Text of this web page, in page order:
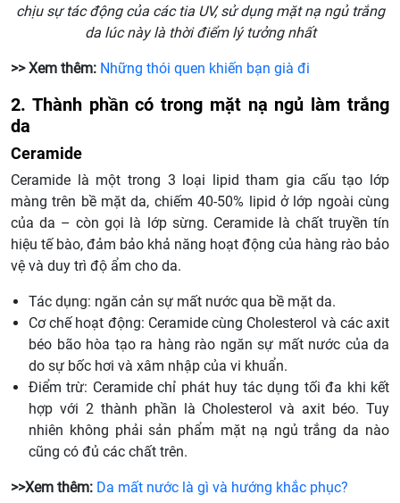
chịu sự tác động của các tia UV, sử dụng mặt nạ ngủ trắng
da lúc này là thời điểm lý tưởng nhất
>> Xem thêm: Những thói quen khiến bạn già đi
2. Thành phần có trong mặt nạ ngủ làm trắng
da
Ceramide
Ceramide là một trong 3 loại lipid tham gia cấu tạo lớp
màng trên bề mặt da, chiếm 40-50% lipid ở lớp ngoài cùng
của da – còn gọi là lớp sừng. Ceramide là chất truyền tín
hiệu tế bào, đảm bảo khả năng hoạt động của hàng rào bảo
vệ và duy trì độ ẩm cho da.
Tác dụng: ngăn cản sự mất nước qua bề mặt da.
Cơ chế hoạt động: Ceramide cùng Cholesterol và các axit
béo bão hòa tạo ra hàng rào ngăn sự mất nước của da
do sự bốc hơi và xâm nhập của vi khuẩn.
Điểm trừ: Ceramide chỉ phát huy tác dụng tối đa khi kết
hợp với 2 thành phần là Cholesterol và axit béo. Tuy
nhiên không phải sản phẩm mặt nạ ngủ trắng da nào
cũng có đủ các chất trên.
>>Xem thêm: Da mất nước là gì và hướng khắc phục?